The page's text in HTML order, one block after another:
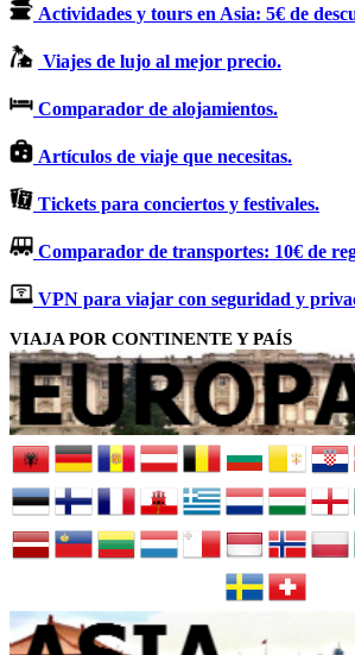
Actividades y tours en Asia: 5€ de
Viajes de lujo al mejor precio.
Comparador de alojamientos.
Artículos de viaje que necesitas.
Tickets para conciertos y festivales.
Comparador de transportes: 10€ de
VPN para viajar con seguridad y
VIAJA POR CONTINENTE Y PAÍS